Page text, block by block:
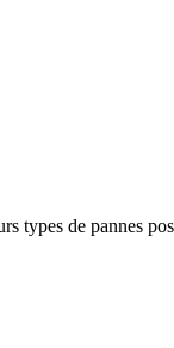
types de pannes